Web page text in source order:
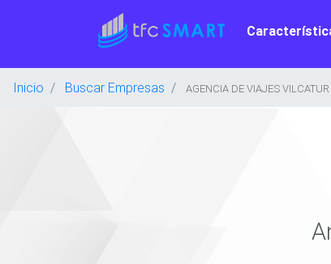
Inicio Buscar Empresas AGENCIA DE VIAJES